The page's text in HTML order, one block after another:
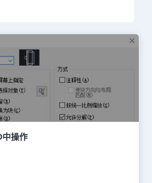
中操作